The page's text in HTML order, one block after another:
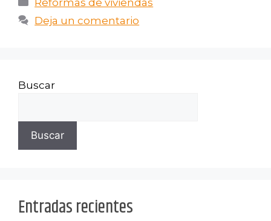
Deja un comentario
Buscar
Buscar
Entradas recientes